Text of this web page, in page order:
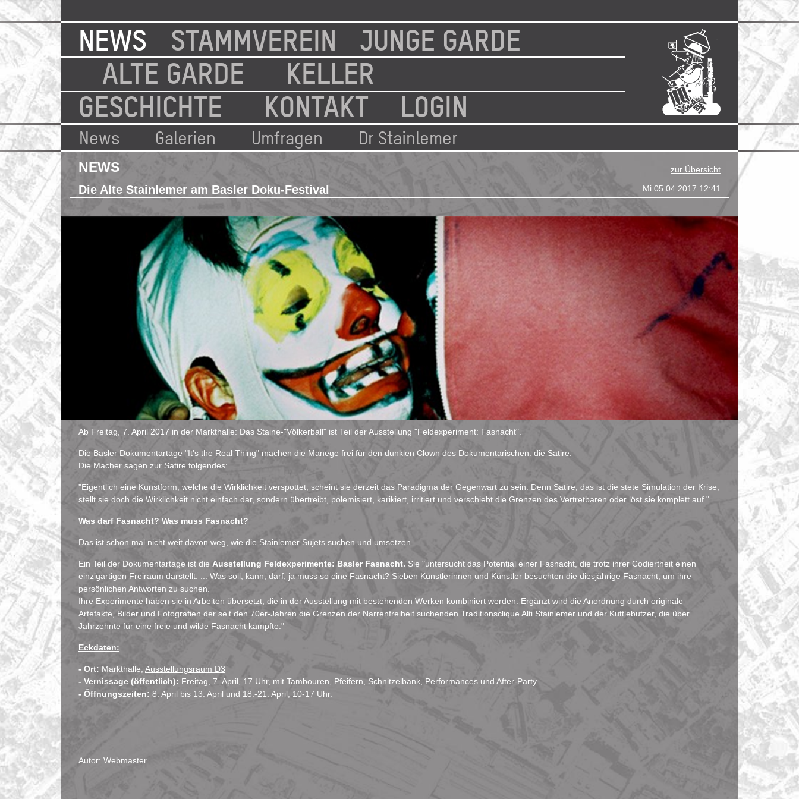
NEWS STAMMVEREIN
JUNGE GARDE
ALTE GARDE
KELLER
GESCHICHTE
KONTAKT LOGIN
News Galerien Umfragen Dr Stainlemer
NEWS zur Übersicht
Die Alte Stainlemer am Basler Doku-Festival Mi 05.04.2017 12:41
Ab Freitag, 7. April 2017 in der Markthalle: Das Staine-"Völkerball" ist Teil der Ausstellung "Feldexperiment: Fasnacht".
Die Basler Dokumentartage "It's the Real Thing" machen die Manege frei für den dunklen Clown des Dokumentarischen: die Satire.
Die Macher sagen zur Satire folgendes:
"Eigentlich eine Kunstform, welche die Wirklichkeit verspottet, scheint sie derzeit das Paradigma der Gegenwart zu sein. Denn Satire, das ist die stete Simulation der Krise,
stellt sie doch die Wirklichkeit nicht einfach dar, sondern übertreibt, polemisiert, karikiert, irritiert und verschiebt die Grenzen des Vertretbaren oder löst sie komplett auf."
Was darf Fasnacht? Was muss Fasnacht?
Das ist schon mal nicht weit davon weg, wie die Stainlemer Sujets suchen und umsetzen.
Ein Teil der Dokumentartage ist die Ausstellung Feldexperimente: Basler Fasnacht. Sie "untersucht das Potential einer Fasnacht, die trotz ihrer Codiertheit einen
einzigartigen Freiraum darstellt. ... Was soll, kann, darf, ja muss so eine Fasnacht? Sieben Künstlerinnen und Künstler besuchten die diesjährige Fasnacht, um ihre
persönlichen Antworten zu suchen.
Ihre Experimente haben sie in Arbeiten übersetzt, die in der Ausstellung mit bestehenden Werken kombiniert werden. Ergänzt wird die Anordnung durch originale
Artefakte, Bilder und Fotografien der seit den 70er-Jahren die Grenzen der Narrenfreiheit suchenden Traditionsclique Alti Stainlemer und der Kuttlebutzer, die über
Jahrzehnte für eine freie und wilde Fasnacht kämpfte."
Eckdaten:
- Ort: Markthalle, Ausstellungsraum D3
- Vernissage (öffentlich): Freitag, 7. April, 17 Uhr, mit Tambouren, Pfeifern, Schnitzelbank, Performances und After-Party.
- Öffnungszeiten: 8. April bis 13. April und 18.-21. April, 10-17 Uhr.
Autor: Webmaster